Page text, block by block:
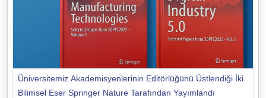
Üniversitemiz Akademisyenlerinin Editörlüğünü Üstlendiği İki
Bilimsel Eser Springer Nature Tarafından Yayımlandı